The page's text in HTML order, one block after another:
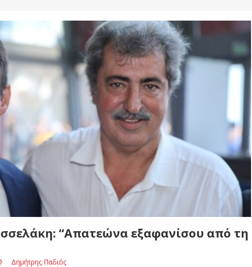
“Απατεώνα εξαφανίσου από τη
Δημήτρης Παδιός